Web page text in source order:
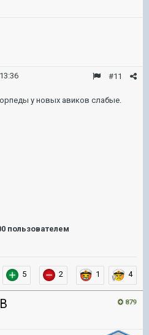
#11
у новых авиков слабые.
пользователем
5 2 1 4
879